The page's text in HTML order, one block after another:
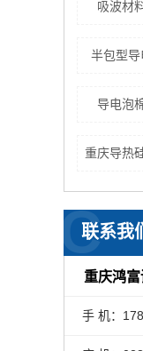
吸波材
半包型导
导电泡
重庆导热
联系我
C
重庆鸿
手 机：